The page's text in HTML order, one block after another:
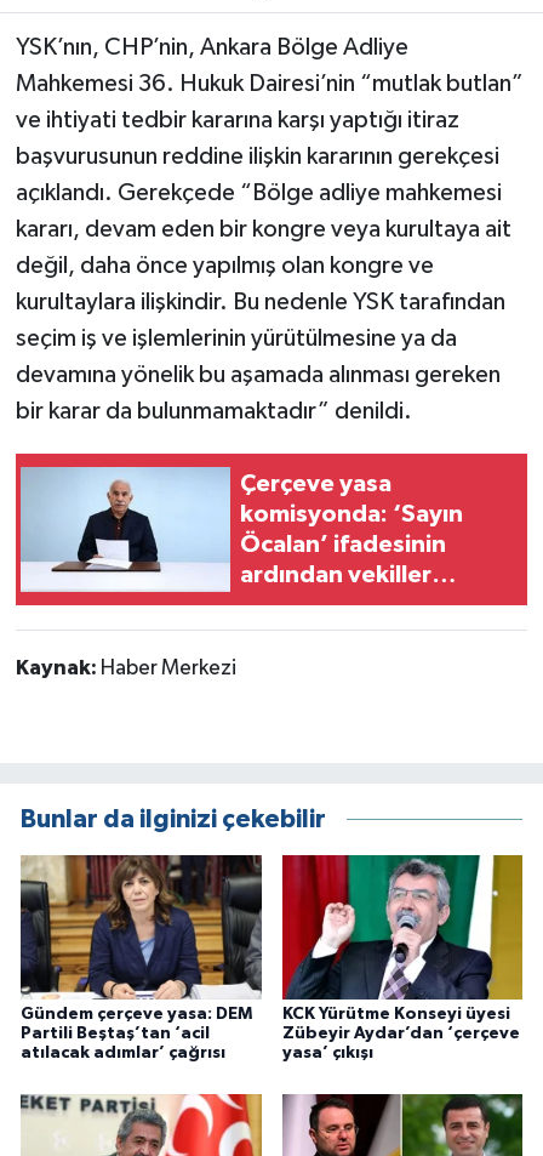
YSK’nın, CHP’nin, Ankara Bölge Adliye
Mahkemesi 36. Hukuk Dairesi’nin “mutlak butlan”
ve ihtiyati tedbir kararına karşı yaptığı itiraz
başvurusunun reddine ilişkin kararının gerekçesi
açıklandı. Gerekçede “Bölge adliye mahkemesi
kararı, devam eden bir kongre veya kurultaya ait
değil, daha önce yapılmış olan kongre ve
kurultaylara ilişkindir. Bu nedenle YSK tarafından
seçim iş ve işlemlerinin yürütülmesine ya da
devamına yönelik bu aşamada alınması gereken
bir karar da bulunmamaktadır” denildi.
Çerçeve yasa
komisyonda: ‘Sayın
Öcalan’ ifadesinin
ardından vekiller
arasında gerginlik
Kaynak: Haber Merkezi
Bunlar da ilginizi çekebilir
Gündem çerçeve yasa: DEM
Partili Beştaş’tan ‘acil
atılacak adımlar’ çağrısı
KCK Yürütme Konseyi üyesi
Zübeyir Aydar’dan ‘çerçeve
yasa’ çıkışı
Yurt
2024 Seçim Sonuçları